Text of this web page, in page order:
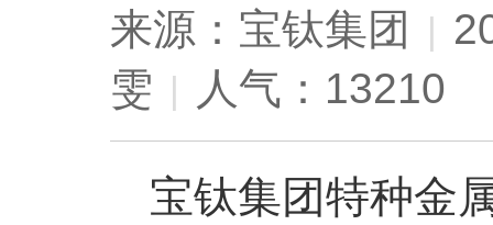
来源：宝钛集团 |
雯 | 人气：13210
宝钛集团特种金